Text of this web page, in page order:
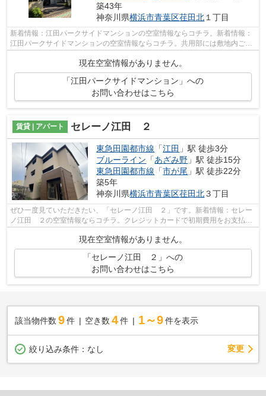
築43年
神奈川県横浜市青葉区荏田北 １丁目
新着情報：江田パークサイドマンションの空室情報ならコチラ。新着情報：
江田パークサイドマンションの空室情報ならコチラ。共用部には敷地内ごみ
置き場・エレベータなどが備わってお...
現在空室情報がありません。
「江田パークサイドマンション」への
お問い合わせはこちら
賃貸 | アパート セレーノ江田 ２
東急田園都市線 「江田 」駅 徒歩3分
ブルーライン 「あざみ野 」駅 徒歩15分
東急田園都市線 「市が尾 」駅 徒歩22分
築5年
神奈川県横浜市青葉区荏田北３丁目
ぜひ一度見ていただきたい、「セレーノ江田 ２」です。新着情報：セレー
ノ江田 ２の空室情報ならコチラ。クレジットカードで初期費用をお支払い
いただける物件です。駅まで歩いてア...
現在空室情報がありません。
「セレーノ江田 ２」への
お問い合わせはこちら
該当物件数 9件 空き数 4 件 1～9 件を表示
絞り込み条件： なし 変更